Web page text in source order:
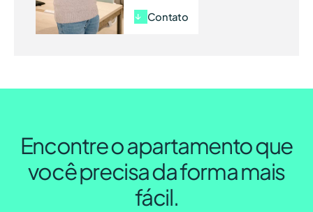
Contato
Encontre o apartamento que
você precisa da forma mais
fácil.